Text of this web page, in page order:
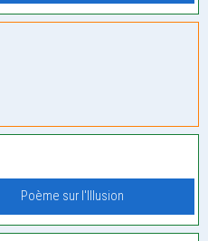
Poème sur l'Illusion